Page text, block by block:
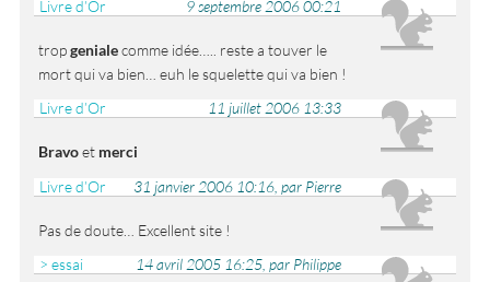
Livre d’Or
9 septembre 2006 00:21
tropgenialecomme idée….. reste a touver le
mort qui va bien… euh le squelette qui va bien !
Livre d’Or
11 juillet 2006 13:33
Bravoet merci
Livre d’Or
31 janvier 2006 10:16, par Pierre
Pas de doute… Excellent site !
> essai
14 avril 2005 16:25, par Philippe